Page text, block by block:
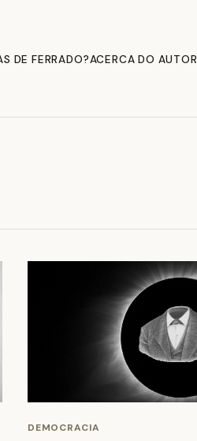
DE FERRADO?ACERCA DO AUTOR
DEMOCRACIA